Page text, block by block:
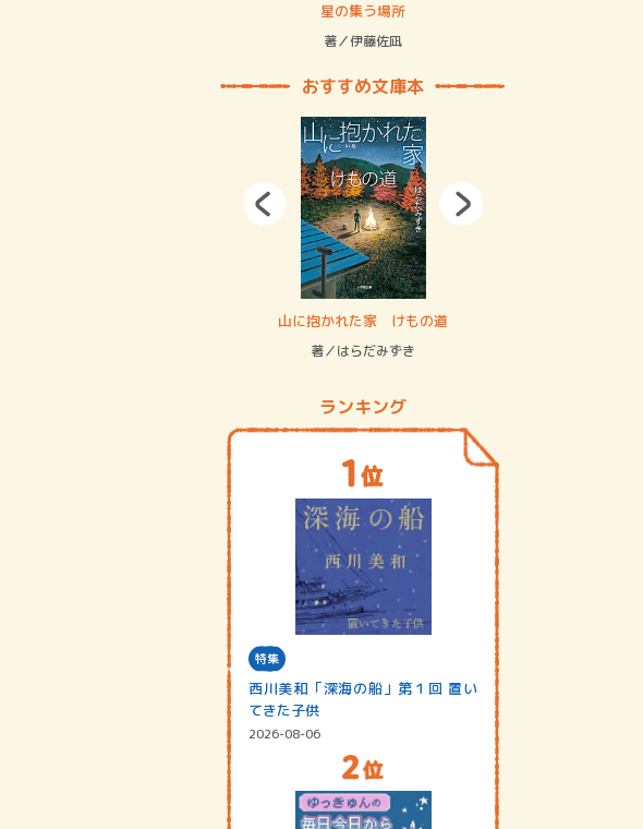
星の集う場所
著／伊藤佐凪
おすすめ文庫本
山に抱かれた家 けもの道
著／はらだみずき
ランキング
特集
西川美和「深海の船」第１回 置い
てきた子供
2026-08-06